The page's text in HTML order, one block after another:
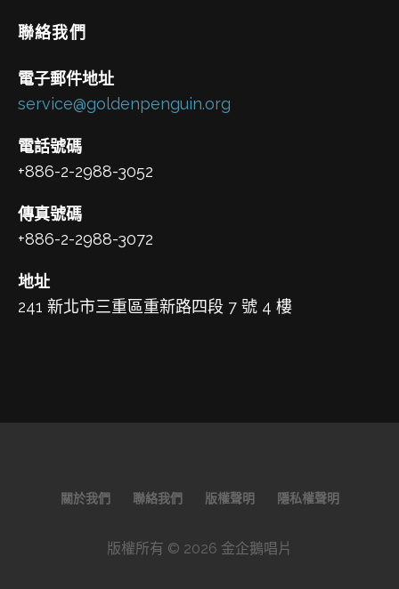
聯絡我們
電子郵件地址
service@goldenpenguin.org
電話號碼
+886-2-2988-3052
傳真號碼
+886-2-2988-3072
地址
241 新北市三重區重新路四段 7 號 4 樓
關於我們 聯絡我們 版權聲明 隱私權聲明
版權所有 © 2026 金企鵝唱片